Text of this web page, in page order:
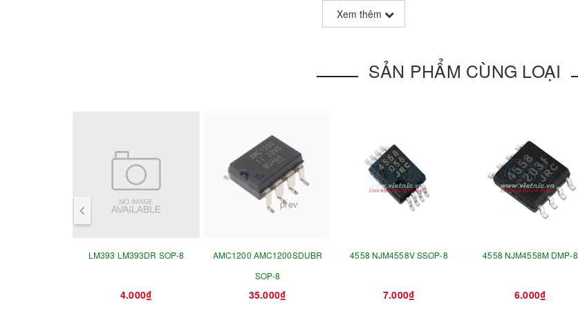
Xem thêm
SẢN PHẨM CÙNG LOẠI
LM393 LM393DR SOP-8
4.000₫
AMC1200 AMC1200SDUBR
SOP-8
35.000₫
4558 NJM4558V SSOP-8
7.000₫
4558 NJM4558M DMP-8
6.000₫
prev